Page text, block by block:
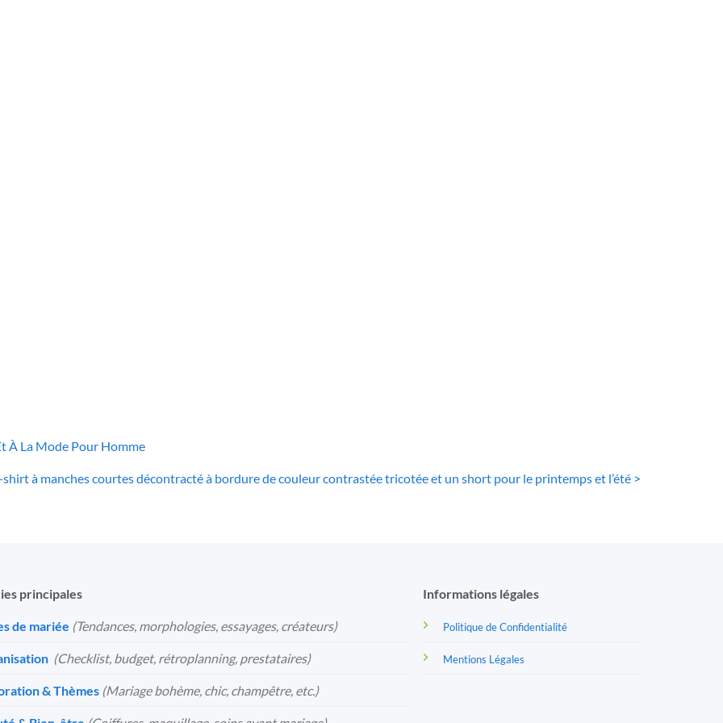
À La Mode Pour Homme
à manches courtes décontracté à bordure de couleur contrastée tricotée et un short pour le printemps et l’été >
principales
de mariée (Tendances, morphologies, essayages, créateurs)
(Checklist, budget, rétroplanning, prestataires)
& Thèmes (Mariage bohème, chic, champêtre, etc.)
Informations légales
Politique de Confidentialité
Mentions Légales